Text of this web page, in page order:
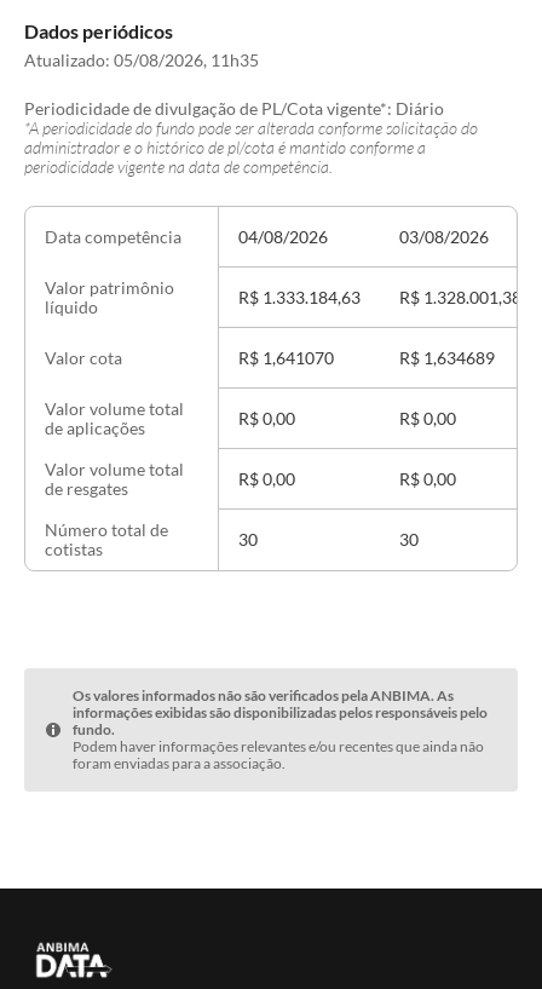
Dados periódicos
Atualizado: 05/08/2026, 11h35
Periodicidade de divulgação de PL/Cota vigente*: Diário
*A periodicidade do fundo pode ser alterada conforme solicitação do
administrador e o histórico de pl/cota é mantido conforme a
periodicidade vigente na data de competência.
Data competência
Valor patrimônio
líquido
Valor cota
Valor volume total
de aplicações
Valor volume total
de resgates
Número total de
cotistas
04/08/2026
R$ 1.333.184,63
R$ 1,641070
R$ 0,00
R$ 0,00
30
03/08/2026
R$ 1.328.001,38
R$ 1,634689
R$ 0,00
R$ 0,00
30
Os valores informados não são verificados pela ANBIMA. As
informações exibidas são disponibilizadas pelos responsáveis pelo
fundo.
Podem haver informações relevantes e/ou recentes que ainda não
foram enviadas para a associação.